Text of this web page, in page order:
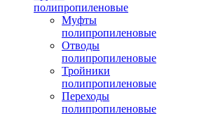
полипропиленовые
Муфты
полипропиленовые
Отводы
полипропиленовые
Тройники
полипропиленовые
Переходы
полипропиленовые